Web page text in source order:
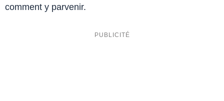
comment y parvenir.